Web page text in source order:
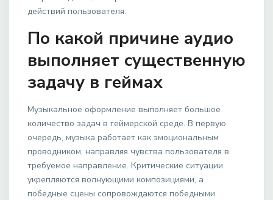
действий пользователя.
По какой причине аудио
выполняет существенную
задачу в геймах
Музыкальное оформление выполняет большое
количество задач в геймерской среде. В первую
очередь, музыка работает как эмоциональным
проводником, направляя чувства пользователя в
требуемое направление. Критические ситуации
укрепляются волнующими композициями, а
победные сцены сопровождаются победными